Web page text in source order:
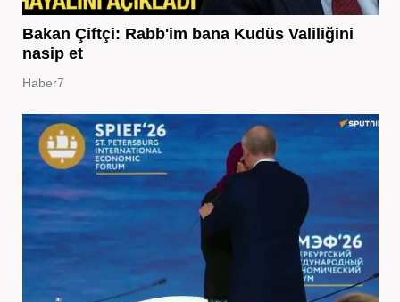
Bakan Çiftçi: Rabb'im bana Kudüs Valiliğini
nasip et
Haber7